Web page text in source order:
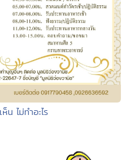
น ไม่ทำอะไร